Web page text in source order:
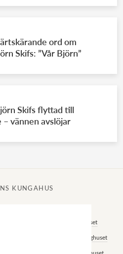
ord om
Skifs: ”Vår Björn”
Skifs flyttad till
vännen avslöjar
KUNGAHUS
Nederländska kungahuset
Luxemburgska storhertighuset